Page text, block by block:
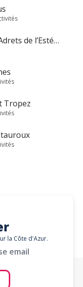
Les Adrets de l’Estérel
Tropez
la Côte d'Azur.
email